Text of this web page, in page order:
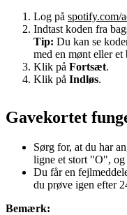
Log på spotify.com/
Indtast koden fra
Tip: Du kan se
med en mønt eller et
Klik på Fortsæt.
Klik på Indløs.
Gavekortet
Sørg for, at du har
ligne et stort "O",
Du får en
du prøve igen efter
Bemærk: